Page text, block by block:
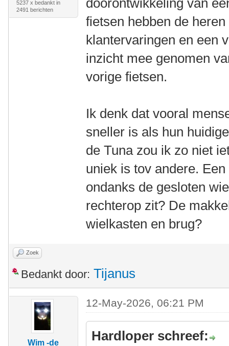
5237 x bedankt in
2491 berichten
doorontwikkeling van
fietsen hebben de
klantervaringen en een
inzicht mee genomen
vorige fietsen.
Ik denk dat vooral
sneller is als hun
de Tuna zou ik zo niet
uniek is tov andere.
ondanks de gesloten
rechterop zit? De
wielkasten en brug?
Zoek
Bedankt door: Tijanus
Wim -de
12-May-2026, 06:21 PM
Hardloper schreef: